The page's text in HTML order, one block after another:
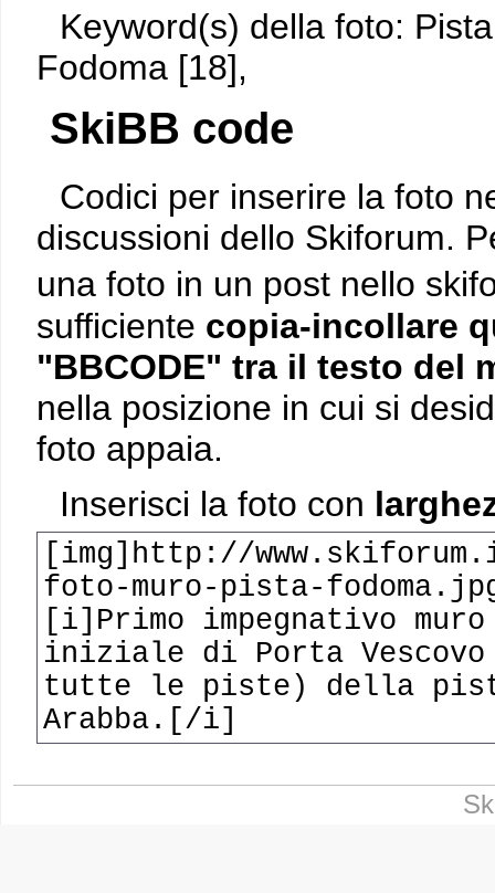
Keyword(s) della foto: Pista
Fodoma [18],
SkiBB code
Codici per inserire la foto
discussioni dello Skiforum.
una foto in un post nello
sufficiente copia-incollare
"BBCODE" tra il testo del
nella posizione in cui si
foto appaia.
Inserisci la foto con
[img]http://
foto-muro-pista-
[i]Primo impegnativo
iniziale di Porta Vescovo
tutte le piste) della
Arabba.[/i]